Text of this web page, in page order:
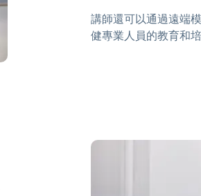
講師還可以通過遠端
健專業人員的教育和培